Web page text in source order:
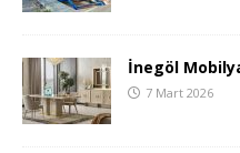
İnegöl
7 Mart 2026